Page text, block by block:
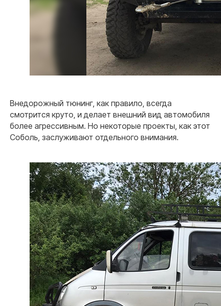
Внедорожный тюнинг, как правило, всегда
смотрится круто, и делает внешний вид автомобиля
более агрессивным. Но некоторые проекты, как этот
Соболь, заслуживают отдельного внимания.